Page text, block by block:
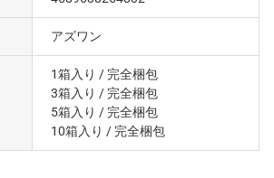
アズワン
1箱入り / 完全梱包
3箱入り / 完全梱包
5箱入り / 完全梱包
10箱入り / 完全梱包